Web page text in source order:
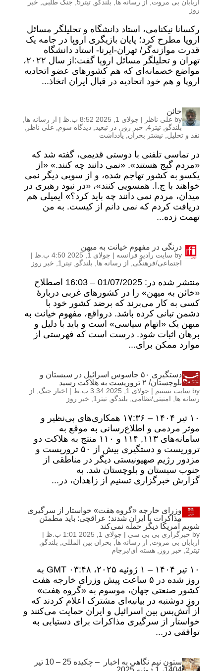
اربابان بی مروت
از رسانه ها بلندگو تیتر5 جنگ طلبی
خبر
روز
رکسانا نیکنامی، استاد دانشگاه و تحلیلگر مسائل
اروپا مطرح کرد؛ پایان بازیگری اروپا در جامه یک
قدرت موازنه‌گر/ تهران-ایرنا- استاد دانشگاه
تهران و تحلیلگر مسائل اروپا گفت:از سال ۲۰۲۲،
مواضع خصمانه‌ای که هم کشورهای عضو اتحادیه
اروپا و هم خود اتحادیه در قبال ایران اتخاذ...
خائن
by علی ناظر | جولای 1, 2025 8:52 ب.ظ | از رسانه ها
بلندگو تیتر4 , خبر روز در تبعید دیدگاه سوم علی ناظر
نقد و تحلیل
نیشتر بحران یادداشت
در تماسی تلفنی با دوستی قدیمی، گفته شد که
«مردم گیج هستند». «نمی دانند چه کنند.» «از
یکسو به کشور تهاجم شده، و از سویی دیگر نمی
خواهند با ج.ا. همسویی کنند»، «در نبود رهبری در
میدان، مردم نمی دانند چه باید کرد؟» ایمیلی هم
دریافت کردم که نمی دانم از کیست. به من
تهمت زده...
درنگی در مفهوم خیانت به میهن
by سایت رادیو فرانسه | جولای 1, 2025 4:50 ب.ظ
|
اجتماعی/فرهنگی
از رسانه ها بلندگو تیتر1 خبر روز
منتشر شده در: 01/07/2025 – 16:03 اصطلاح
«خائن به میهن» را در کشورهای غربی دربارۀ
کسی به کار می‌برند که برضد کشور خود با
دشمن تبانی کرده باشد. درواقع، مفهوم خیانت به
میهن یک «اتهام سیاسی» است و باید با دلیل و
برهان اثبات شود. درست است که فهرستی از
موارد ممکن برای...
دستگیری ۵۰ جاسوس اسرائیل در سیستان و
بلوچستان/ ۲ تروریست به هلاکت رسید
by سایت تسنیم | جولای 1, 2025 3:34 ب.ظ | اخبار جنگ
از
رسانه ها
امنیتی/نظامی بلندگو تیتر1 خبر روز
۱۰ تير ۱۴۰۴ – ۱۷:۳۶ همکاری‌های بی‌نظیر و
موثر مردمی و اطلاع‌رسانی به موقع به
سامانه‌های ۱۱۳, ۱۱۴ و ۱۱۰ منتج به هلاکت دو
تروریست و دستگیری بیش از ۵۰ تروریست و
مزدور رژیم صهیونیستی دیگر در مناطقی از
جنوب سیستان و بلوچستان شد. به
گزارش خبرگزاری تسنیم از زاهدان، در...
وزرای خارجه «گروه هفت» خواستار از سرگیری
مذاکرات با ایران شدند؛ عراقچی: باید مطمئن
شویم آمریکا دیگر حمله نمی‌کند
by خبرگزاری بی بی سی | جولای 1, 2025 1:01 ب.ظ
|
اربابان بی مروت
از رسانه ها بحران بین المللی بلندگو
تیتر2
خبر روز هسته ای/برجام
۱۰ تیر ۱۴۰۴ – ۱ ژوئیه ۲۰۲۵، ۰۳:۴۸ GMT به
روز شده در ۵ ساعت پیش وزرای خارجه هفت
کشور صنعتی جهان، موسوم به «گروه هفت»
روز دوشنبه در بیانیه‌ای مشترک اعلام کردند که
از آتش‌بس بین اسرائیل و ایران حمایت می‌کنند و
خواستار از سرگیری مذاکرات برای دستیابی به
توافقی در...
ستون نیم نگاهی به اخبار – چکیده 25 – 10 تیر